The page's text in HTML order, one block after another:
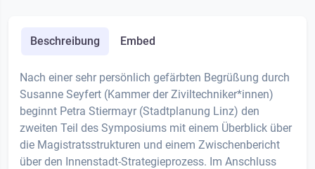
Beschreibung Embed
Nach einer sehr persönlich gefärbten Begrüßung durch
Susanne Seyfert (Kammer der Ziviltechniker*innen)
beginnt Petra Stiermayr (Stadtplanung Linz) den
zweiten Teil des Symposiums mit einem Überblick über
die Magistratsstrukturen und einem Zwischenbericht
über den Innenstadt-Strategieprozess. Im Anschluss